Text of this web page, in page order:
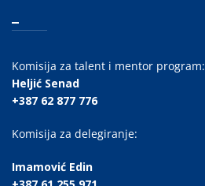
Komisija za talent i mentor program:
Heljić Senad
+387 62 877 776
Komisija za delegiranje:
Imamović Edin